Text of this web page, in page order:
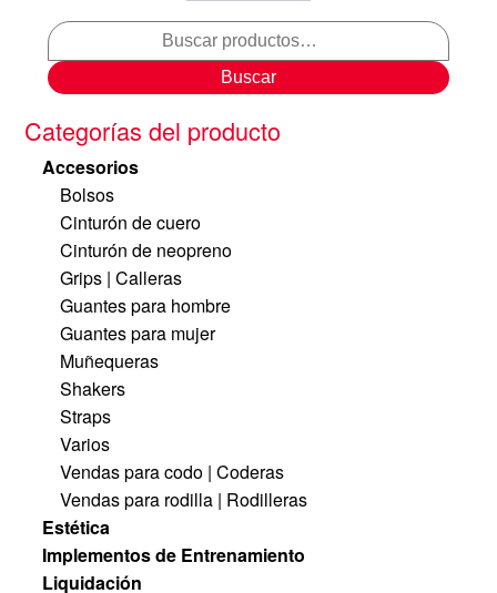
Buscar
Categorías del producto
Accesorios
Bolsos
Cinturón de cuero
Cinturón de neopreno
Grips | Calleras
Guantes para hombre
Guantes para mujer
Muñequeras
Shakers
Straps
Varios
Vendas para codo | Coderas
Vendas para rodilla | Rodilleras
Estética
Implementos de Entrenamiento
Liquidación